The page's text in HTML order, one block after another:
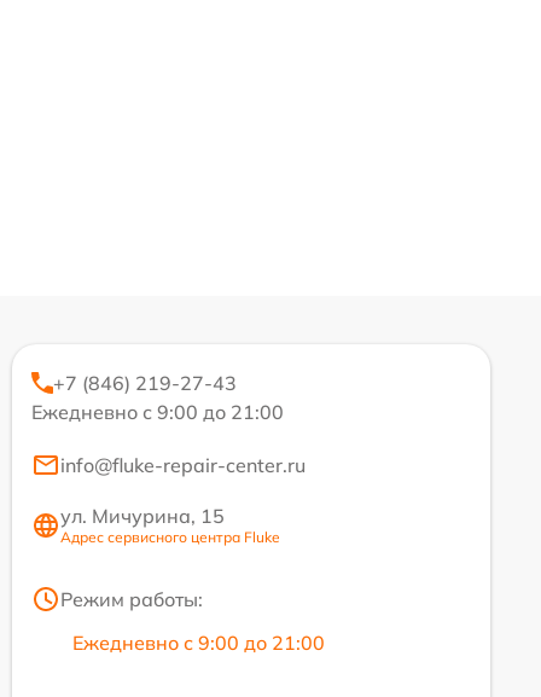
+7 (846) 219-27-43
Ежедневно с 9:00 до 21:00
info@fluke-repair-center.ru
ул. Мичурина, 15
Адрес сервисного центра Fluke
Режим работы:
Ежедневно с 9:00 до 21:00